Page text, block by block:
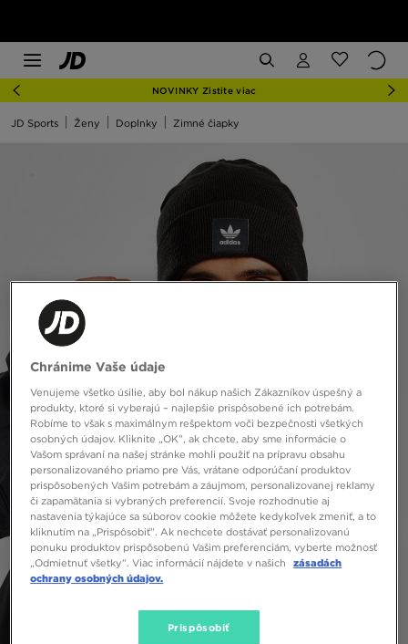
NOVINKY Zistite viac
JD Sports Ženy Doplnky Zimné čiapky
Chránime Vaše údaje
Venujeme všetko úsilie, aby bol nákup našich Zákazníkov úspešný a
produkty, ktoré si vyberajú – najlepšie prispôsobené ich potrebám.
Robíme to však s maximálnym rešpektom voči bezpečnosti všetkých
osobných údajov. Kliknite „OK”, ak chcete, aby sme informácie o
Vašom správaní na našej stránke mohli použiť na prípravu obsahu
personalizovaného priamo pre Vás, vrátane odporúčaní produktov
prispôsobených Vašim potrebám a záujmom, personalizovanej reklamy
či zapamätania si vybraných preferencií. Svoje rozhodnutie aj
nastavenia týkajúce sa súborov cookie môžete kedykoľvek zmeniť, a to
kliknutím na „Prispôsobiť”. Ak nechcete dostávať personalizovanú
ponuku produktov prispôsobenú Vašim preferenciám, vyberte možnosť
„Odmietnuť všetky”. Viac informácií nájdete v našich
zásadách
ochrany osobných údajov.
Prispôsobiť